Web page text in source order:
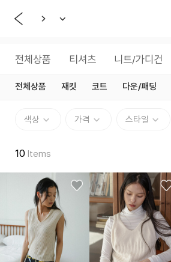
전체상품 티셔츠 니트/가디건
전체상품 재킷 코트 다운/패딩
색상 가격 스타일
10 Items